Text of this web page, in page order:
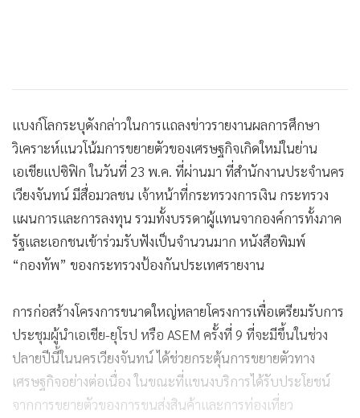
แบงก์โลกระบุดังกล่าวในการแถลงข่าวรายงานผลการศึกษา
วิเคราะห์แนวโน้มการขยายตัวของเศรษฐกิจเกิดใหม่ในย่าน
เอเชียแปซิฟิก ในวันที่ 23 พ.ค. ที่ผ่านมา ที่สำนักงานประจำนคร
เวียงจันทน์ มีสื่อมวลชน เจ้าหน้าที่กระทรวงการเงิน กระทรวง
แผนการและการลงทุน รวมทั้งบรรดาผู้แทนจากองค์การทั้งภาค
รัฐและเอกชนเข้าร่วมรับฟังเป็นจำนวนมาก หนังสือพิมพ์
“กองทัพ” ของกระทรวงป้องกันประเทศรายงาน
การก่อสร้างโครงการขนาดใหญ่หลายโครงการเพื่อเตรียมรับการ
ประชุมผู้นำเอเชีย-ยุโรป หรือ ASEM ครั้งที่ 9 ที่จะมีขึ้นในช่วง
ปลายปีนี้ในนครเวียงจันทน์ ได้ช่วยกระตุ้นการขยายตัวทาง
เศรษฐกิจอย่างต่อเนื่อง ในขณะที่แขนงบริการได้รับประโยชน์
จากการขยายตัวของการขนส่งสินค้าและการท่องเที่ยว